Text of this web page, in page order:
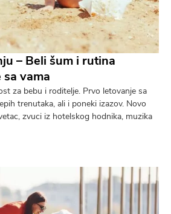
– Beli šum i rutina
vama
za bebu i roditelje. Prvo letovanje sa
trenutaka, ali i poneki izazov. Novo
zvuci iz hotelskog hodnika, muzika